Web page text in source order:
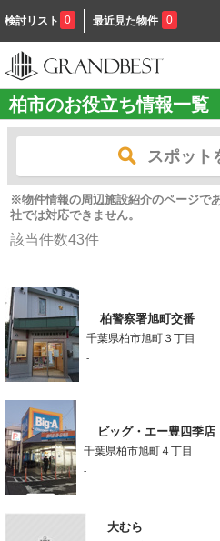
検討リスト 0 最近見た物件 0
柏市のお役立ち情報一覧
スポット
※物件情報の周辺施設紹介のページで
社では対応できません。
該当件数43件
柏警察署旭町交番
千葉県柏市旭町３丁目
-
ビッグ・エー豊四季店
千葉県柏市旭町４丁目
-
大むら